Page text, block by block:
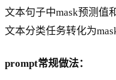
文本句子中mask预测值
文本分类任务转化为
prompt常规做法：